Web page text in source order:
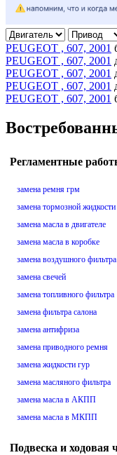
PEUGEOT , 607, 2001
PEUGEOT , 607, 2001
PEUGEOT , 607, 2001
PEUGEOT , 607, 2001
PEUGEOT , 607, 2001
Регламентные
замена ремня грм
замена тормозной жидкости
замена масла в двигателе
замена масла в коробке
замена воздушного фильтра
замена свечей
замена топливного фильтра
замена фильтра салона
замена антифриза
замена приводного ремня
замена жидкости гур
замена масляного фильтра
замена масла в АКПП
замена масла в МКПП
Подвеска и ходовая